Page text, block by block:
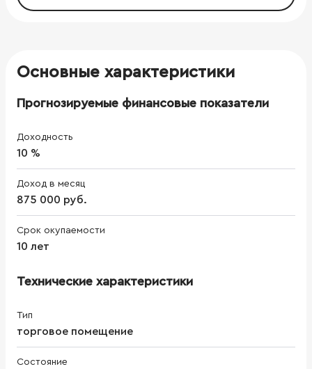
Основные характеристики
Прогнозируемые финансовые показатели
Доходность
10 %
Доход в месяц
875 000 руб.
Срок окупаемости
10 лет
Технические характеристики
Тип
торговое помещение
Состояние